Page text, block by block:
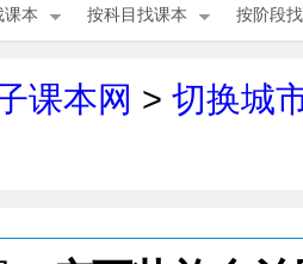
课本 按科目找课本 按阶段
课本网 > 切换城